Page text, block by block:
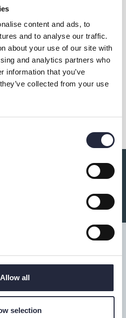
content and ads, to
and to analyse our traffic.
about your use of our site with
and analytics partners who
information that you’ve
collected from your use
Allow all
selection
är intresserad av: